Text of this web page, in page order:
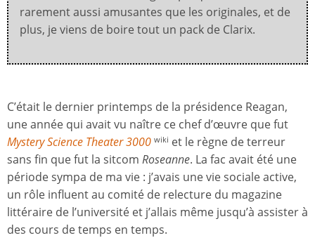
rarement aussi amusantes que les originales, et de
plus, je viens de boire tout un pack de Clarix.
C’était le dernier printemps de la présidence Reagan,
une année qui avait vu naître ce chef d’œuvre que fut
Mystery Science Theater 3000 wiki et le règne de terreur
sans fin que fut la sitcom Roseanne. La fac avait été une
période sympa de ma vie : j’avais une vie sociale active,
un rôle influent au comité de relecture du magazine
littéraire de l’université et j’allais même jusqu’à assister à
des cours de temps en temps.